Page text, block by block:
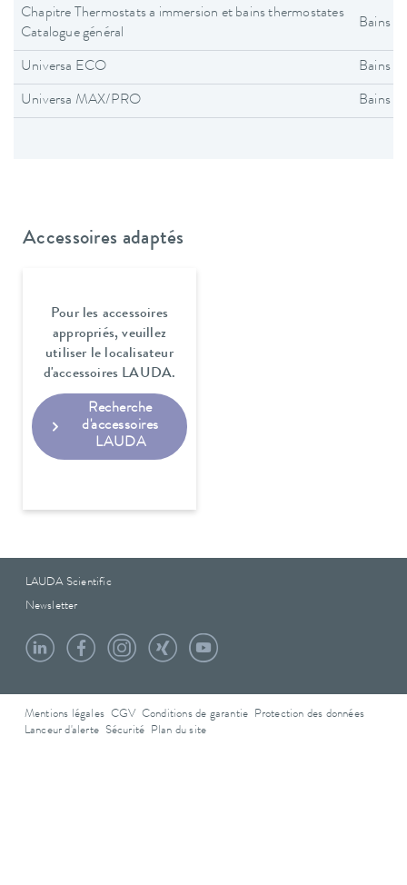
Chapitre Thermostats a immersion et bains thermostates
Catalogue général
Bains
Universa ECO Bains
Universa MAX/PRO Bains
Accessoires adaptés
Pour les accessoires
appropriés, veuillez
utiliser le localisateur
d'accessoires LAUDA.
Recherche
d'accessoires
LAUDA
LAUDA Scientific
Newsletter
Mentions légales CGV Conditions de garantie
Protection des données
Lanceur d'alerte Sécurité Plan du site